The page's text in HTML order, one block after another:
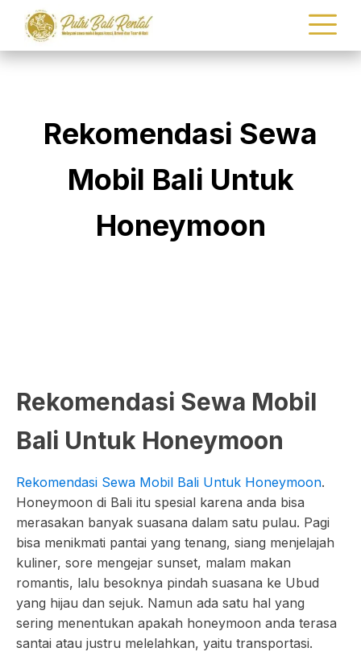
Rekomendasi Sewa
Mobil Bali Untuk
Honeymoon
Rekomendasi Sewa Mobil
Bali Untuk Honeymoon
Rekomendasi Sewa Mobil Bali Untuk Honeymoon.
Honeymoon di Bali itu spesial karena anda bisa
merasakan banyak suasana dalam satu pulau. Pagi
bisa menikmati pantai yang tenang, siang menjelajah
kuliner, sore mengejar sunset, malam makan
romantis, lalu besoknya pindah suasana ke Ubud
yang hijau dan sejuk. Namun ada satu hal yang
sering menentukan apakah honeymoon anda terasa
santai atau justru melelahkan, yaitu transportasi.